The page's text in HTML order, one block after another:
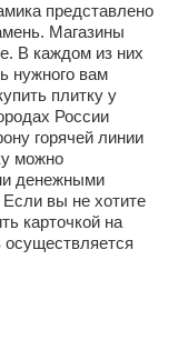
представлено
Магазины
В каждом из них
нужного вам
плитку у
России
горячей линии
можно
денежными
Если вы не хотите
карточкой на
осуществляется